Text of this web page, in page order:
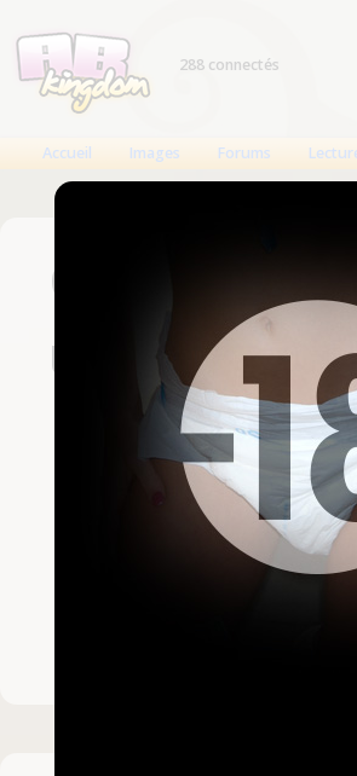
288 connectés
Accueil Images Forums
Connexion
Un compte est